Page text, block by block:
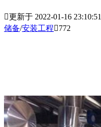
更新于 2022-01-16 23:10:51
储备/安装工程772